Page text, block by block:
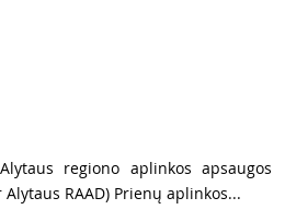
regiono aplinkos apsaugos
RAAD) Prienų aplinkos...